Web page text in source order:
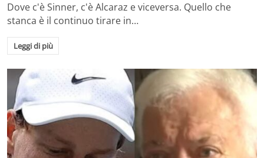
Dove c'è Sinner, c'è Alcaraz e viceversa. Quello che
stanca è il continuo tirare in…
Leggi di più